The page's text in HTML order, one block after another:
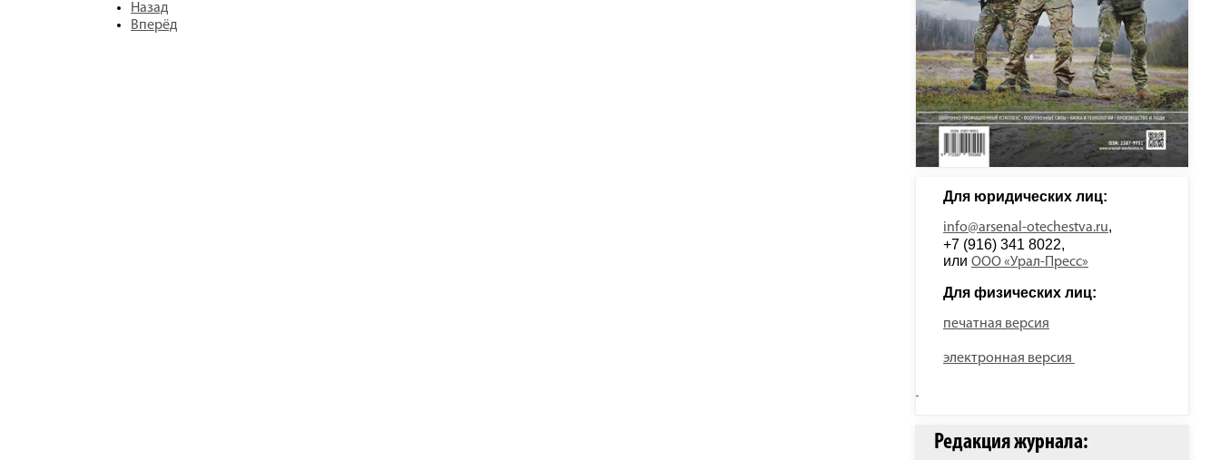
Назад
Вперёд
Для юридических лиц:
info@arsenal-otechestva.ru,
+7 (916) 341 8022,
или ООО «Урал-Пресс»
Для физических лиц:
печатная версия
электронная версия
Редакция журнала: